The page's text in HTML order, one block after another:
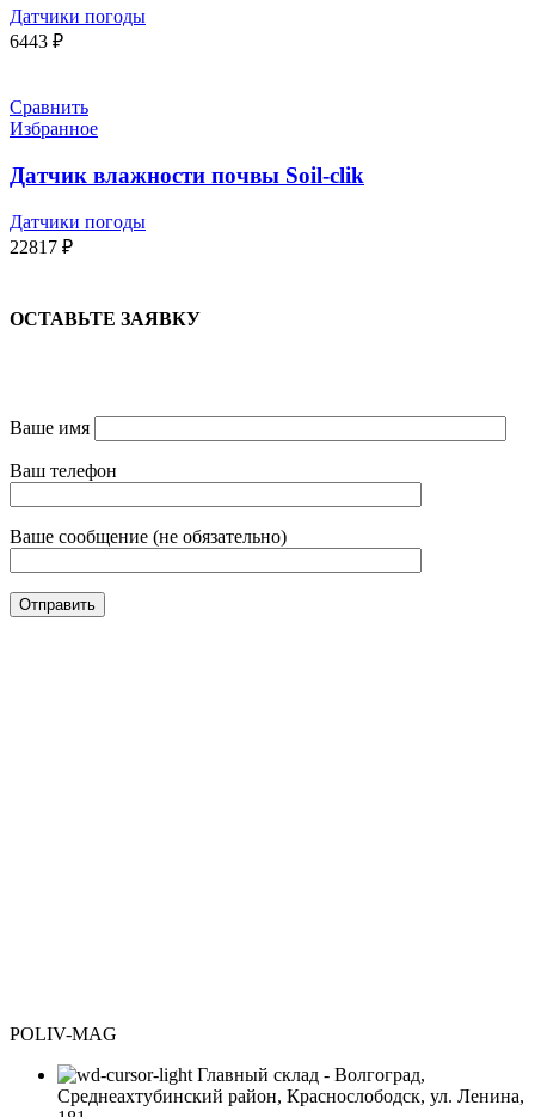
Датчики погоды
6443 ₽
Сравнить
Избранное
Датчик влажности почвы Soil-clik
Датчики погоды
22817 ₽
ОСТАВЬТЕ ЗАЯВКУ
Ваше имя
Ваш телефон
Ваше сообщение (не обязательно)
POLIV-MAG
Главный склад - Волгоград,
Среднеахтубинский район, Краснослободск, ул. Ленина,